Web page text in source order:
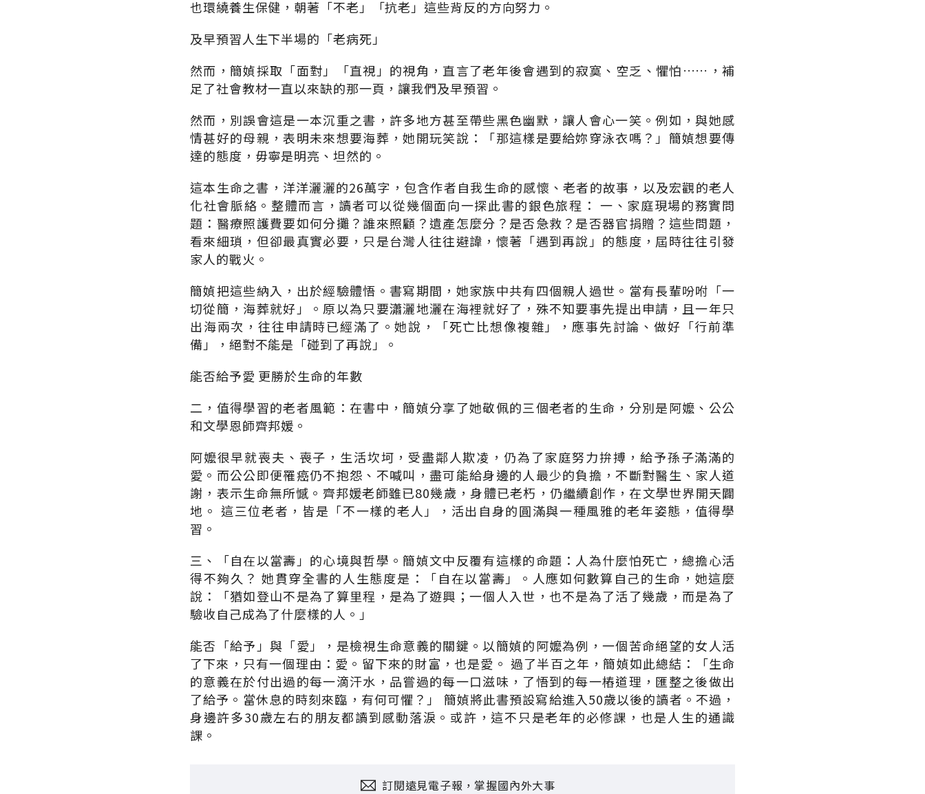
也環繞養生保健，朝著「不老」「抗老」這些背反的方向努力。
及早預習人生下半場的「老病死」
然而，簡媜採取「面對」「直視」的視角，直言了老年後會遇到的寂寞、空乏、懼怕……，補
足了社會教材一直以來缺的那一頁，讓我們及早預習。
然而，別誤會這是一本沉重之書，許多地方甚至帶些黑色幽默，讓人會心一笑。例如，與她感
情甚好的母親，表明未來想要海葬，她開玩笑說：「那這樣是要給妳穿泳衣嗎？」簡媜想要傳
達的態度，毋寧是明亮、坦然的。
這本生命之書，洋洋灑灑的26萬字，包含作者自我生命的感懷、老者的故事，以及宏觀的老人
化社會脈絡。整體而言，讀者可以從幾個面向一探此書的銀色旅程： 一、家庭現場的務實問
題：醫療照護費要如何分攤？誰來照顧？遺產怎麼分？是否急救？是否器官捐贈？這些問題，
看來細瑣，但卻最真實必要，只是台灣人往往避諱，懷著「遇到再說」的態度，屆時往往引發
家人的戰火。
簡媜把這些納入，出於經驗體悟。書寫期間，她家族中共有四個親人過世。當有長輩吩咐「一
切從簡，海葬就好」。原以為只要瀟灑地灑在海裡就好了，殊不知要事先提出申請，且一年只
出海兩次，往往申請時已經滿了。她說，「死亡比想像複雜」，應事先討論、做好「行前準
備」，絕對不能是「碰到了再說」。
能否給予愛 更勝於生命的年數
二，值得學習的老者風範：在書中，簡媜分享了她敬佩的三個老者的生命，分別是阿嬤、公公
和文學恩師齊邦媛。
阿嬤很早就喪夫、喪子，生活坎坷，受盡鄰人欺凌，仍為了家庭努力拚搏，給予孫子滿滿的
愛。而公公即便罹癌仍不抱怨、不喊叫，盡可能給身邊的人最少的負擔，不斷對醫生、家人道
謝，表示生命無所憾。齊邦媛老師雖已80幾歲，身體已老朽，仍繼續創作，在文學世界開天闢
地。 這三位老者，皆是「不一樣的老人」，活出自身的圓滿與一種風雅的老年姿態，值得學
習。
三、「自在以當壽」的心境與哲學。簡媜文中反覆有這樣的命題：人為什麼怕死亡，總擔心活
得不夠久？ 她貫穿全書的人生態度是：「自在以當壽」。人應如何數算自己的生命，她這麼
說：「猶如登山不是為了算里程，是為了遊興；一個人入世，也不是為了活了幾歲，而是為了
驗收自己成為了什麼樣的人。」
能否「給予」與「愛」，是檢視生命意義的關鍵。以簡媜的阿嬤為例，一個苦命絕望的女人活
了下來，只有一個理由：愛。留下來的財富，也是愛。 過了半百之年，簡媜如此總結：「生命
的意義在於付出過的每一滴汗水，品嘗過的每一口滋味，了悟到的每一樁道理，匯整之後做出
了給予。當休息的時刻來臨，有何可懼？」 簡媜將此書預設寫給進入50歲以後的讀者。不過，
身邊許多30歲左右的朋友都讀到感動落淚。或許，這不只是老年的必修課，也是人生的通識
課。
訂閱遠見電子報，掌握國內外大事